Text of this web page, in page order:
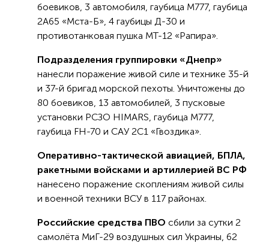
боевиков, 3 автомобиля, гаубица М777, гаубица
2А65 «Мста-Б», 4 гаубицы Д-30 и
противотанковая пушка МТ-12 «Рапира».
Подразделения группировки «Днепр»
нанесли поражение живой силе и технике 35-й
и 37-й бригад морской пехоты. Уничтожены до
80 боевиков, 13 автомобилей, 3 пусковые
установки РСЗО HIMARS, гаубица М777,
гаубица FH-70 и САУ 2С1 «Гвоздика».
Оперативно-тактической авиацией, БПЛА,
ракетными войсками и артиллерией ВС РФ
нанесено поражение скоплениям живой силы
и военной техники ВСУ в 117 районах.
Российские средства ПВО сбили за сутки 2
самолёта МиГ-29 воздушных сил Украины, 62